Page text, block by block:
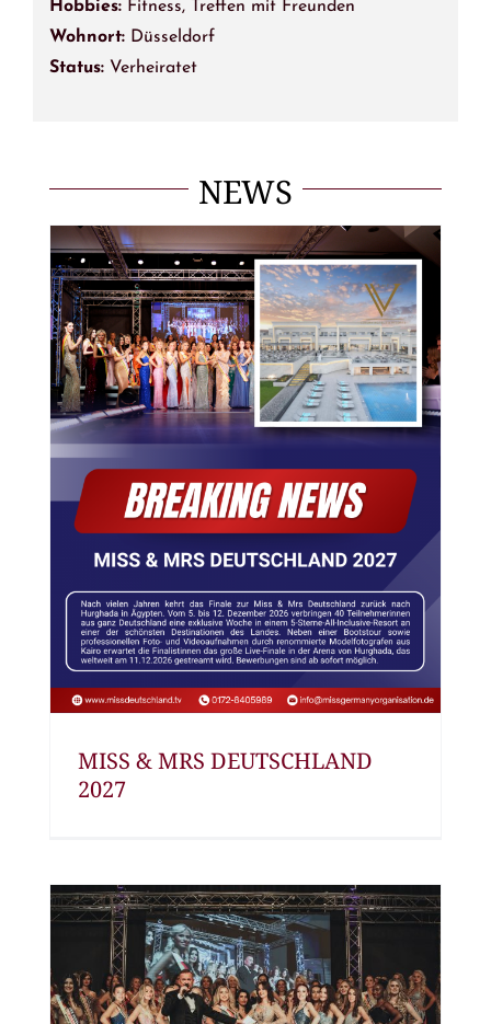
Hobbies: Fitness, Treffen mit Freunden
Wohnort:Düsseldorf
Status: Verheiratet
NEWS
MISS & MRS DEUTSCHLAND
2027